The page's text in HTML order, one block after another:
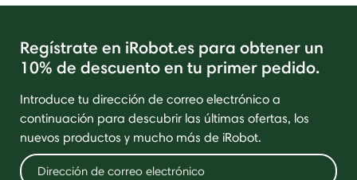
Regístrate en iRobot.es para obtener un
10% de descuento en tu primer pedido.
Introduce tu dirección de correo electrónico a
continuación para descubrir las últimas ofertas, los
nuevos productos y mucho más de iRobot.